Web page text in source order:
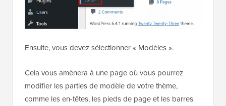
Ensuite, vous devez sélectionner « Modèles ».
Cela vous amènera à une page où vous pourrez
modifier les parties de modèle de votre thème,
comme les en-têtes, les pieds de page et les barres